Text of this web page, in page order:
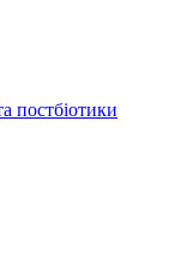
постбіотики